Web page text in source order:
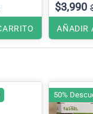
$3,990
AÑADIR
50%